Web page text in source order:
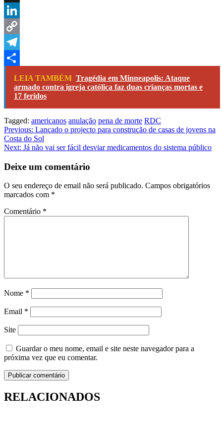
X
LinkedIn
Copy
Link
Telegram
Share
LEIA TAMBÉM Tragédia em Minneapolis: Ataque
armado contra igreja católica faz duas crianças mortas e
17 feridos
Tagged: americanos anulação pena de morte RDC
Navegação
de
Previous: Lançado o projecto para construção de casas de jovens na
Costa do Sol
Next: Já não vai ser fácil desviar medicamentos do sistema público
Deixe um comentário
O seu endereço de email não será publicado. Campos obrigatórios
marcados com *
Comentário *
Nome *
Email *
Site
Guardar o meu nome, email e site neste navegador para a
próxima vez que eu comentar.
RELACIONADOS